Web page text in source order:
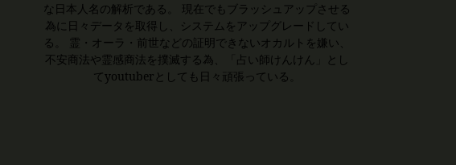
な日本人名の解析である。 現在でもブラッシュアップさせる
為に日々データを取得し、システムをアップグレードしてい
る。 霊・オーラ・前世などの証明できないオカルトを嫌い、
不安商法や霊感商法を撲滅する為、「占い師けんけん」とし
てyoutuberとしても日々頑張っている。